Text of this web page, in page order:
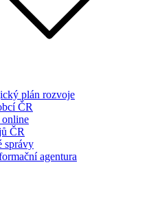
plán rozvoje
ČR
online
ČR
správy
agentura